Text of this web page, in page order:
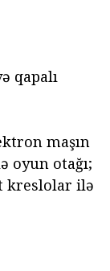
qapalı
maşın
oyun otağı;
kreslolar ilə